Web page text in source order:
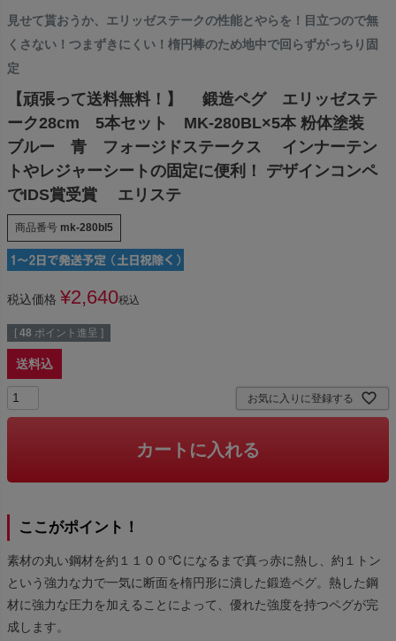
見せて貰おうか、エリッゼステークの性能とやらを！目立つので無
くさない！つまずきにくい！楕円棒のため地中で回らずがっちり固
定
【頑張って送料無料！】 鍛造ペグ エリッゼステ
ーク28cm 5本セット MK-280BL×5本 粉体塗装
ブルー 青 フォージドステークス インナーテン
トやレジャーシートの固定に便利！ デザインコンペ
でIDS賞受賞 エリステ
商品番号 mk-280bl5
税込価格 ¥2,640税込
[ 48 ポイント進呈 ]
送料込
お気に入りに登録する
カートに入れる
ここがポイント！
素材の丸い鋼材を約１１００℃になるまで真っ赤に熱し、約１トン
という強力な力で一気に断面を楕円形に潰した鍛造ペグ。熱した鋼
材に強力な圧力を加えることによって、優れた強度を持つペグが完
成します。